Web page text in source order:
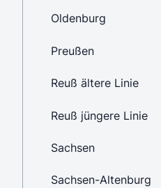
Oldenburg
Preußen
Reuß ältere Linie
Reuß jüngere Linie
Sachsen
Sachsen-Altenburg